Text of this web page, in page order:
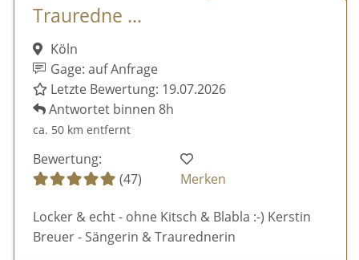
Trauredne ...
Köln
Gage: auf Anfrage
Letzte Bewertung: 19.07.2026
Antwortet binnen 8h
ca. 50 km entfernt
Bewertung:
(47)
Merken
Locker & echt - ohne Kitsch & Blabla :-) Kerstin
Breuer - Sängerin & Traurednerin